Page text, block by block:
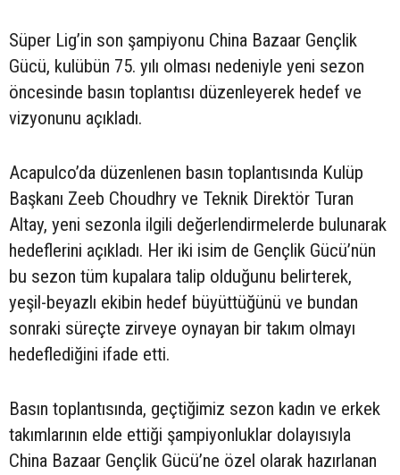
Süper Lig’in son şampiyonu China Bazaar Gençlik
Gücü, kulübün 75. yılı olması nedeniyle yeni sezon
öncesinde basın toplantısı düzenleyerek hedef ve
vizyonunu açıkladı.
Acapulco’da düzenlenen basın toplantısında Kulüp
Başkanı Zeeb Choudhry ve Teknik Direktör Turan
Altay, yeni sezonla ilgili değerlendirmelerde bulunarak
hedeflerini açıkladı. Her iki isim de Gençlik Gücü’nün
bu sezon tüm kupalara talip olduğunu belirterek,
yeşil-beyazlı ekibin hedef büyüttüğünü ve bundan
sonraki süreçte zirveye oynayan bir takım olmayı
hedeflediğini ifade etti.
Basın toplantısında, geçtiğimiz sezon kadın ve erkek
takımlarının elde ettiği şampiyonluklar dolayısıyla
China Bazaar Gençlik Gücü’ne özel olarak hazırlanan